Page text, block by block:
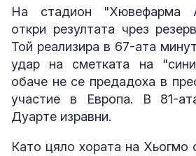
На стадион "Хювефарма
откри резултата чрез
Той реализира в 67-ата
удар на сметката на
обаче не се предадоха в
участие в Европа. В 81-
Дуарте изравни.
Като цяло хората на Хьогмо